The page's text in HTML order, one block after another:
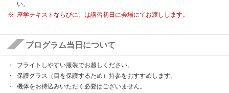
い。
座学テキストならびに、は講習初日に会場にてお渡しします。
プログラム当日について
フライトしやすい服装でお越しください。
保護グラス（目を保護するため）持参をおすすめします。
機体をお持込みいただく必要はございません。